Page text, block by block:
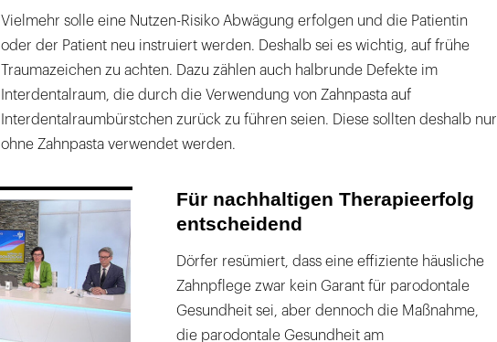
Vielmehr solle eine Nutzen-Risiko Abwägung erfolgen und die Patientin
oder der Patient neu instruiert werden. Deshalb sei es wichtig, auf frühe
Traumazeichen zu achten. Dazu zählen auch halbrunde Defekte im
Interdentalraum, die durch die Verwendung von Zahnpasta auf
Interdentalraumbürstchen zurück zu führen seien. Diese sollten deshalb nur
ohne Zahnpasta verwendet werden.
Für nachhaltigen Therapieerfolg
entscheidend
Dörfer resümiert, dass eine effiziente häusliche
Zahnpflege zwar kein Garant für parodontale
Gesundheit sei, aber dennoch die Maßnahme,
die parodontale Gesundheit am